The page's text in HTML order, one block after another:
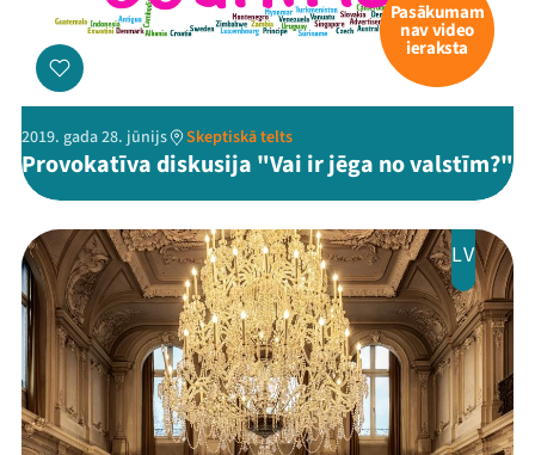
Pasākumam
nav video
ieraksta
2019. gada 28. jūnijs Skeptiskā telts
Provokatīva diskusija "Vai ir jēga no valstīm?"
LV